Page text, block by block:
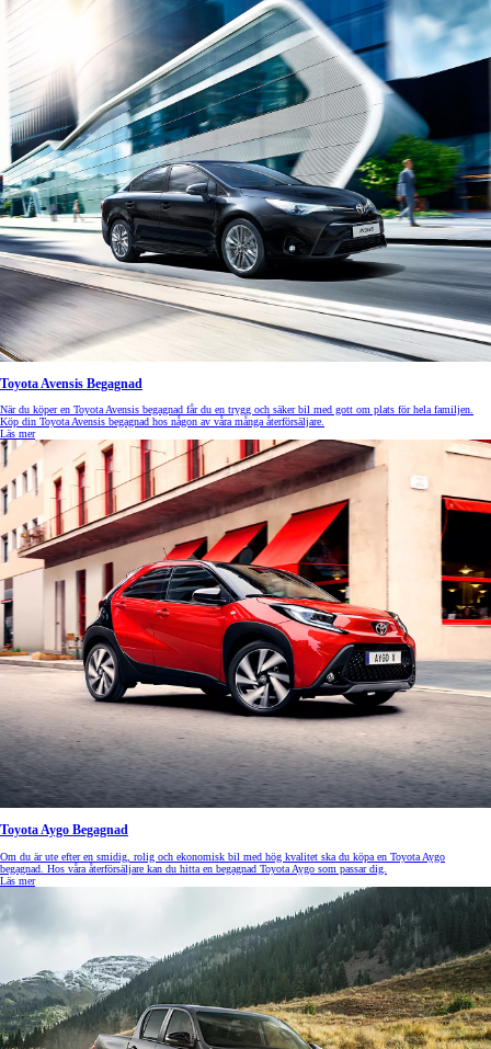
Toyota Avensis Begagnad
När du köper en Toyota Avensis begagnad får du en trygg och säker bil med gott om plats för hela familjen.
Köp din Toyota Avensis begagnad hos någon av våra många återförsäljare.
Läs mer
Toyota Aygo Begagnad
Om du är ute efter en smidig, rolig och ekonomisk bil med hög kvalitet ska du köpa en Toyota Aygo
begagnad. Hos våra återförsäljare kan du hitta en begagnad Toyota Aygo som passar dig.
Läs mer